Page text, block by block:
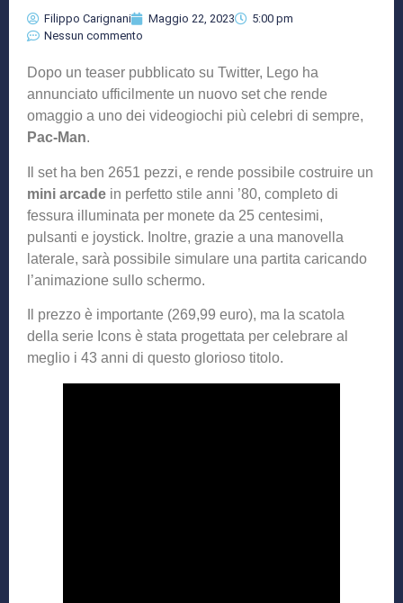
Filippo Carignani Maggio 22, 2023
5:00 pm
Nessun commento
Dopo un teaser pubblicato su Twitter, Lego ha
annunciato ufficilmente un nuovo set che rende
omaggio a uno dei videogiochi più celebri di sempre,
Pac-Man.
Il set ha ben 2651 pezzi, e rende possibile costruire un
mini arcade in perfetto stile anni ’80, completo di
fessura illuminata per monete da 25 centesimi,
pulsanti e joystick. Inoltre, grazie a una manovella
laterale, sarà possibile simulare una partita caricando
l’animazione sullo schermo.
Il prezzo è importante (269,99 euro), ma la scatola
della serie Icons è stata progettata per celebrare al
meglio i 43 anni di questo glorioso titolo.